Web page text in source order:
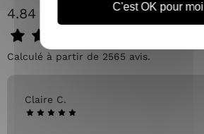
4.84 / 5
Calculé à partir de 2565 avis.
Claire C.
C'est OK pour moi